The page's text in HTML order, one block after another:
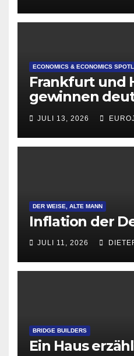
ECONOMICS & ECONOMICS
Frankfurt und
gewinnen
Attraktivität für
Gründungen
JULI 13, 2026
DER WEISE, ALTE MANN
Inflation der
JULI 11, 2026
BRIDGE BUILDERS
Ein Haus